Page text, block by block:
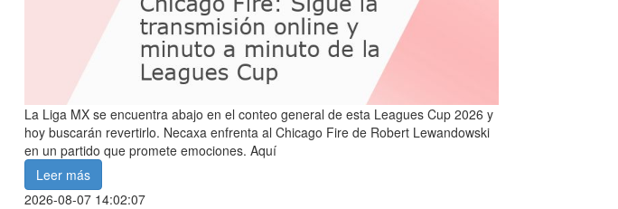
La Liga MX se encuentra abajo en el conteo general de esta Leagues Cup 2026 y
hoy buscarán revertirlo. Necaxa enfrenta al Chicago Fire de Robert Lewandowski
en un partido que promete emociones. Aquí
Leer más
2026-08-07 14:02:07